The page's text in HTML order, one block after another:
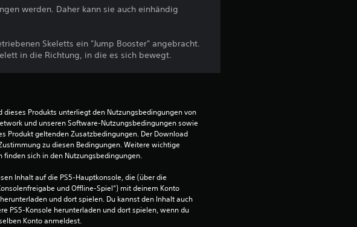
werden. Daher kann sie auch einhändig
Skeletts ein "Jump Booster" angebracht.
in die Richtung, in die es sich bewegt.
dieses Produkts unterliegt den Nutzungsbedingungen von
und unseren Software-Nutzungsbedingungen sowie
Produkt geltenden Zusatzbedingungen. Der Download
zu diesen Bedingungen. Weitere wichtige
finden sich in den Nutzungsbedingungen.
Inhalt auf die PS5-Hauptkonsole, die (über die
und Offline-Spiel“) mit deinem Konto
und dort spielen. Du kannst den Inhalt auch
PS5-Konsole herunterladen und dort spielen, wenn du
Konto anmeldest.